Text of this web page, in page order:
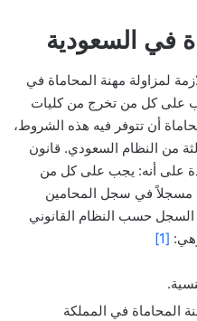
في السعودية
لمزاولة مهنة المحاماة في
على كل من تخرج من كليات
أن تتوفر فيه هذه الشروط،
من النظام السعودي. قانون
على أنه: يجب على كل من
مسجلاً في سجل المحامين
حسب النظام القانوني
[1]
المحاماة في المملكة